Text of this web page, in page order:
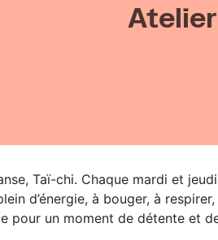
Taï-chi. Chaque mardi et
d’énergie, à bouger, à
pour un moment de détente et